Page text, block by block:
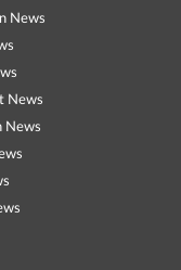
News
News
News